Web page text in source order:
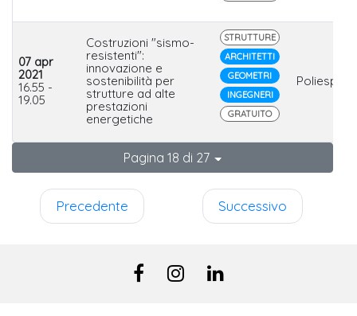
07 apr
2021
16.55 -
19.05
Costruzioni "sismo-
resistenti":
innovazione e
sostenibilità per
strutture ad alte
prestazioni
energetiche
STRUTTURE
ARCHITETTI
GEOMETRI
INGEGNERI
GRATUITO
Pagina 18 di 27
Precedente Successivo